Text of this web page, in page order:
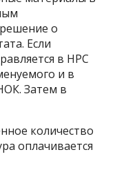
о
Если
в НРС
и в
Затем в
количество
оплачивается